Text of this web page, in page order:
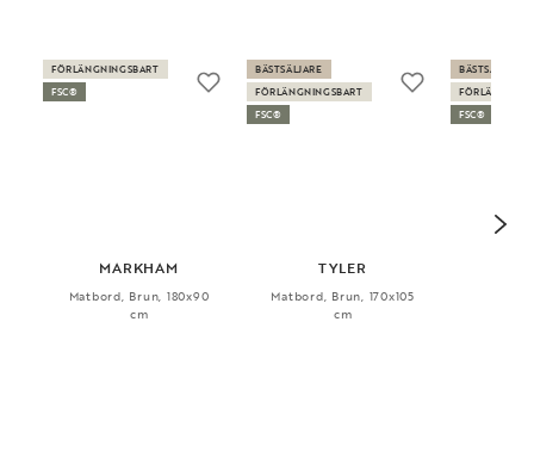
MARKHAM
Matbord, Brun, 180x90
cm
FÖRLÄNGNINGSBART
FSC®
TYLER
Matbord, Brun, 170x105
cm
BÄSTSÄLJARE
FÖRLÄNGNINGSBART
FSC®
BÄSTSÄLJARE
FSC®